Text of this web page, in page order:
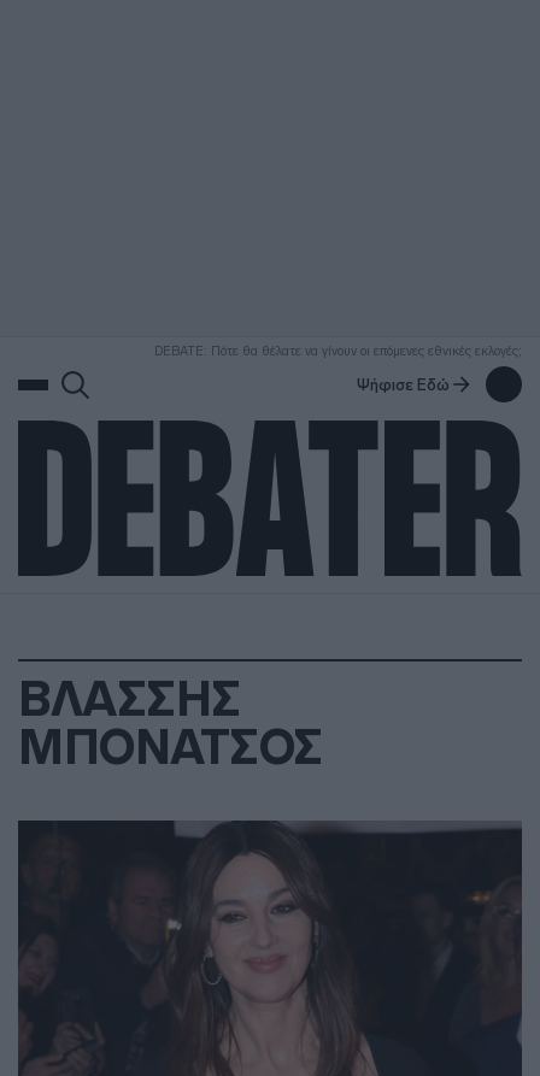
DEBATE: Πότε θα θέλατε να γίνουν οι επόμενες εθνικές εκλογές;
Ψήφισε Εδώ
ΒΛΑΣΣΗΣ
ΜΠΟΝΑΤΣΟΣ